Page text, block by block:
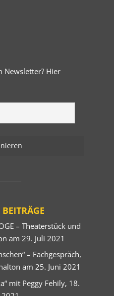
Newsletter? Hier
– Theaterstück und
am 29. Juli 2021
– Fachgespräch,
am 25. Juni 2021
mit Peggy Fehily, 18.